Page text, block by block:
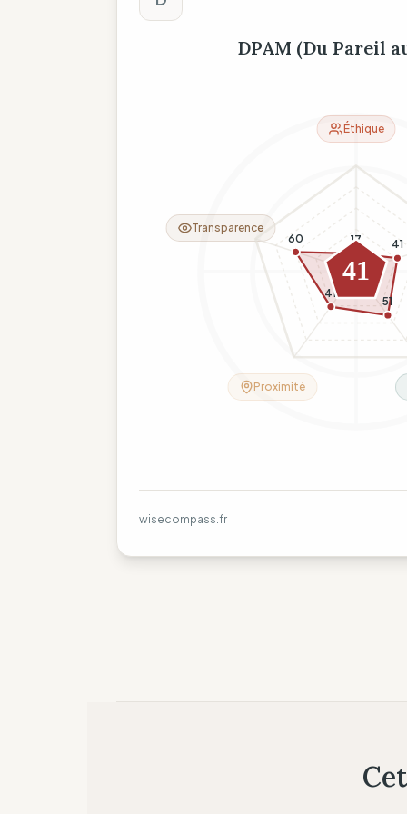
DPAM (Du Pareil
17 41
51
41
60
41
Éthique
Proximité
Transparence
wisecompass.fr